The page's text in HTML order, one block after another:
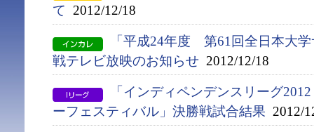
て 2012/12/18
「平成24年度 第61回全日本大
戦テレビ放映のお知らせ 2012/12/18
「インディペンデンスリーグ
ーフェスティバル」決勝戦試合結果 2012/